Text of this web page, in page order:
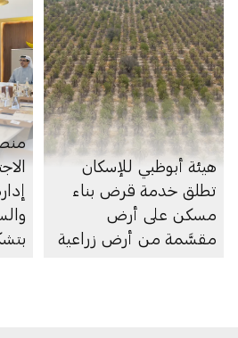
هيئة أبوظبي للإسكان
تطلق خدمة قرض بناء
مسكن على أرض
مقسَّمة من أرض زراعية